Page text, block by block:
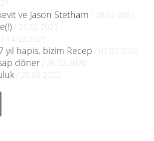
ve Jason Stetham / 28.02.2021
/ 21.02.2021
/ 14.02.2021
yıl hapis, bizim Recep / 07.03.2020
döner/ 26.02.2020
/ 25.02.2020